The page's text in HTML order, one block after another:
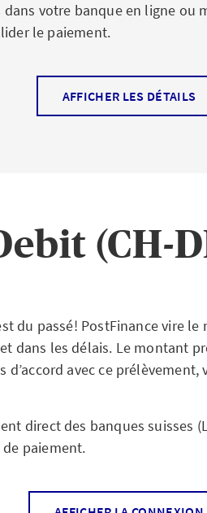
dans votre banque en ligne ou
le paiement.
avec la
AFFICHER LES DÉTAILS
(CH-
du passé! PostFinance vire
dans les délais. Le montant
d’accord avec ce
direct des banques suisses
paiement.